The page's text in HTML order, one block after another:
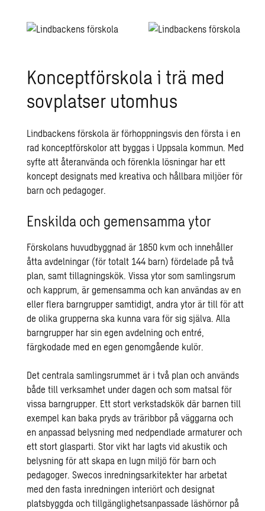
Kon­cept­för­sko­la i trä med
sov­plat­ser ut­om­hus
Lindbackens förskola är förhoppningsvis den första i en
rad konceptförskolor att byggas i Uppsala kommun. Med
syfte att återanvända och förenkla lösningar har ett
koncept designats med kreativa och hållbara miljöer för
barn och pedagoger.
Enskilda och gemensamma ytor
Förskolans huvudbyggnad är 1850 kvm och innehåller
åtta avdelningar (för totalt 144 barn) fördelade på två
plan, samt tillagningskök. Vissa ytor som samlingsrum
och kapprum, är gemensamma och kan användas av en
eller flera barngrupper samtidigt, andra ytor är till för att
de olika grupperna ska kunna vara för sig själva. Alla
barngrupper har sin egen avdelning och entré,
färgkodade med en egen genomgående kulör.
Det centrala samlingsrummet är i två plan och används
både till verksamhet under dagen och som matsal för
vissa barngrupper. Ett stort verkstadskök där barnen till
exempel kan baka pryds av träribbor på väggarna och
en anpassad belysning med nedpendlade armaturer och
ett stort glasparti. Stor vikt har lagts vid akustik och
belysning för att skapa en lugn miljö för barn och
pedagoger. Swecos inredningsarkitekter har arbetat
med den fasta inredningen interiört och designat
platsbyggda och tillgänglighetsanpassade läshörnor på